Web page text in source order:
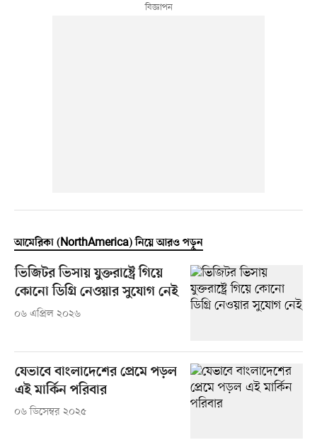
আমেরিকা (NorthAmerica) নিয়ে আরও পড়ুন
ভিজিটর ভিসায় যুক্তরাষ্ট্রে গিয়ে
কোনো ডিগ্রি নেওয়ার সুযোগ নেই
০৬ এপ্রিল ২০২৬
যেভাবে বাংলাদেশের প্রেমে পড়ল
এই মার্কিন পরিবার
০৬ ডিসেম্বর ২০২৫